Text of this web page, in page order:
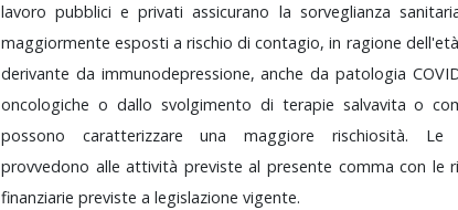
lavoropubblicieprivatiassicurano la sorveglianza
maggiormenteespostiarischiodicontagio,in ragione dell'età
derivante da immunodepressione,anchedapatologia
oncologiche o dallo svolgimento di terapie salvavitao
possono caratterizzareunamaggiore rischiosità.
provvedono alleattività previsteal presente commacon le
finanziarie previste a legislazione vigente.